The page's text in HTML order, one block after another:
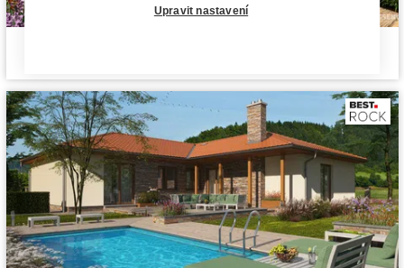
Dispozice:
4+1
Užitná plocha:
101,9 m²
Upravit nastavení